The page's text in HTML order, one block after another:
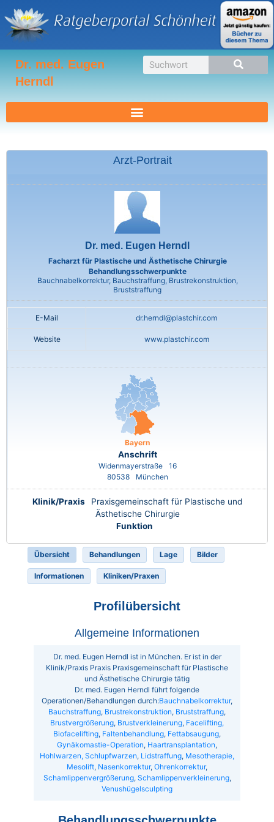
Inhalt
springen
Dr. med. Eugen
Herndl
Suche
Arzt-Portrait
Dr. med. Eugen Herndl
Facharzt für Plastische und Ästhetische Chirurgie
Behandlungsschwerpunkte
Bauchnabelkorrektur, Bauchstraffung, Brustrekonstruktion,
Bruststraffung
E-Mail dr.herndl@plastchir.com
Website www.plastchir.com
Bayern
Anschrift
Widenmayerstraße
16
80538
München
Klinik/Praxis
Praxisgemeinschaft für Plastische und
Ästhetische Chirurgie
Funktion
Übersicht Behandlungen Lage Bilder
Informationen Kliniken/Praxen
Profilübersicht
Allgemeine Informationen
Dr. med. Eugen Herndl ist in München. Er ist in der
Klinik/Praxis Praxis Praxisgemeinschaft für Plastische
und Ästhetische Chirurgie tätig
Dr. med. Eugen Herndl führt folgende
Operationen/Behandlungen durch:Bauchnabelkorrektur,
Bauchstraffung, Brustrekonstruktion, Bruststraffung,
Brustvergrößerung, Brustverkleinerung, Facelifting,
Biofacelifting, Faltenbehandlung, Fettabsaugung,
Gynäkomastie-Operation, Haartransplantation,
Hohlwarzen, Schlupfwarzen, Lidstraffung, Mesotherapie,
Mesolift, Nasenkorrektur, Ohrenkorrektur,
Schamlippenvergrößerung, Schamlippenverkleinerung,
Venushügelsculpting